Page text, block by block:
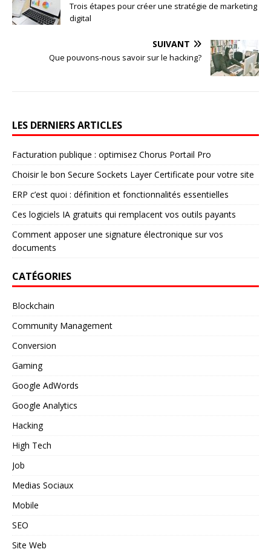
Trois étapes pour créer une stratégie de marketing
digital
SUIVANT
Que pouvons-nous savoir sur le hacking?
LES DERNIERS ARTICLES
Facturation publique : optimisez Chorus Portail Pro
Choisir le bon Secure Sockets Layer Certificate pour votre site
ERP c’est quoi : définition et fonctionnalités essentielles
Ces logiciels IA gratuits qui remplacent vos outils payants
Comment apposer une signature électronique sur vos
documents
CATÉGORIES
Blockchain
Community Management
Conversion
Gaming
Google AdWords
Google Analytics
Hacking
High Tech
Job
Medias Sociaux
Mobile
SEO
Site Web